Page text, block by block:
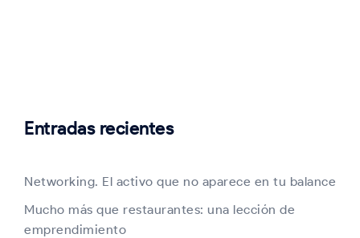
Entradas recientes
Networking. El activo que no aparece en tu balance
Mucho más que restaurantes: una lección de
emprendimiento